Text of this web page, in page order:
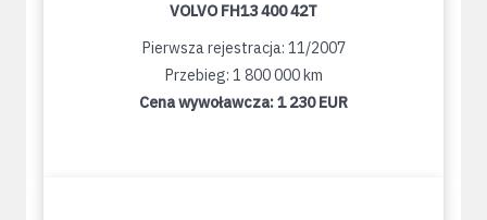
VOLVO FH13 400 42T
Pierwsza rejestracja: 11/2007
Przebieg: 1 800 000 km
Cena wywoławcza:1 230 EUR